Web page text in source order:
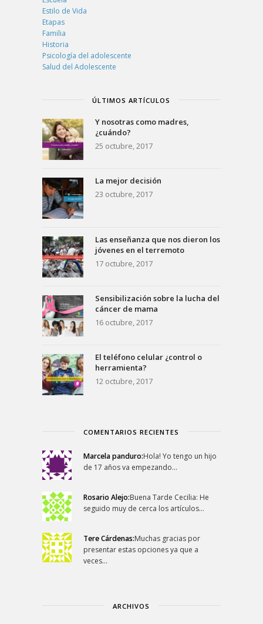
Estilo de Vida
Etapas
Familia
Historia
Psicología del adolescente
Salud del Adolescente
ÚLTIMOS ARTÍCULOS
Y nosotras como madres,
¿cuándo?
25 octubre, 2017
La mejor decisión
23 octubre, 2017
Las enseñanza que nos dieron los
jóvenes en el terremoto
17 octubre, 2017
Sensibilización sobre la lucha del
cáncer de mama
16 octubre, 2017
El teléfono celular ¿control o
herramienta?
12 octubre, 2017
COMENTARIOS RECIENTES
Marcela panduro:Hola! Yo tengo un hijo
de 17 años va empezando…
Rosario Alejo:Buena Tarde Cecilia: He
seguido muy de cerca los artículos…
Tere Cárdenas:Muchas gracias por
presentar estas opciones ya que a
veces…
ARCHIVOS